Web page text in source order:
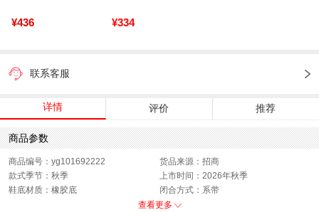
¥436 ¥334
联系客服
详情 评价 推荐
商品参数
商品编号：yg101692222
货品来源：招商
款式季节：秋季
上市时间：2026年秋季
鞋底材质：橡胶底
闭合方式：系带
查看更多